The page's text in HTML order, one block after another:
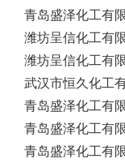
青岛盛泽化工有
潍坊呈信化工有
潍坊呈信化工有
武汉市恒久化工
青岛盛泽化工有
青岛盛泽化工有
青岛盛泽化工有